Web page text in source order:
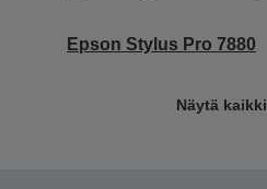
Epson Stylus Pro 7880
Näytä kaikki